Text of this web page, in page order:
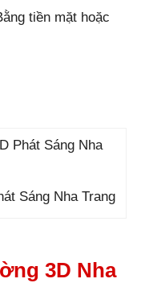
tiền mặt hoặc
Sáng Nha Trang
3D Nha